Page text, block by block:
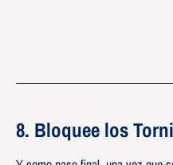
8. Bloquee los